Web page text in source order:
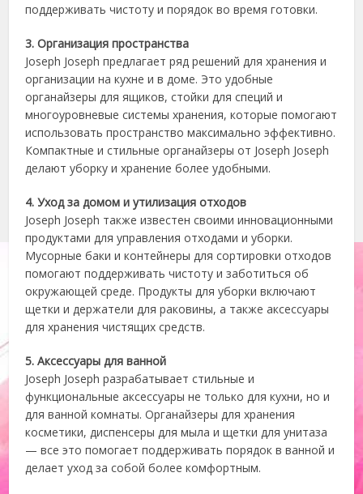
поддерживать чистоту и порядок во время готовки.
3. Организация пространства
Joseph Joseph предлагает ряд решений для хранения и
организации на кухне и в доме. Это удобные
органайзеры для ящиков, стойки для специй и
многоуровневые системы хранения, которые помогают
использовать пространство максимально эффективно.
Компактные и стильные органайзеры от Joseph Joseph
делают уборку и хранение более удобными.
4. Уход за домом и утилизация отходов
Joseph Joseph также известен своими инновационными
продуктами для управления отходами и уборки.
Мусорные баки и контейнеры для сортировки отходов
помогают поддерживать чистоту и заботиться об
окружающей среде. Продукты для уборки включают
щетки и держатели для раковины, а также аксессуары
для хранения чистящих средств.
5. Аксессуары для ванной
Joseph Joseph разрабатывает стильные и
функциональные аксессуары не только для кухни, но и
для ванной комнаты. Органайзеры для хранения
косметики, диспенсеры для мыла и щетки для унитаза
— все это помогает поддерживать порядок в ванной и
делает уход за собой более комфортным.